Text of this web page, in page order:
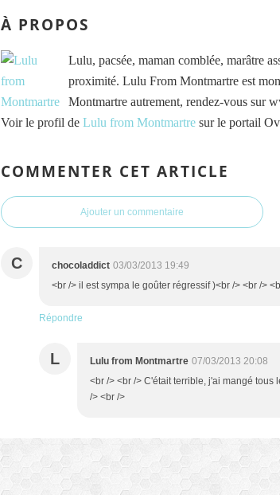
À PROPOS
Lulu, pacsée, maman comblée, marâtre
proximité. Lulu From Montmartre est
Montmartre autrement, rendez-vous sur
Voir le profil de Lulu from Montmartre sur le portail
COMMENTER CET ARTICLE
Ajouter un commentaire
C chocoladdict 03/03/2013 19:49
<br /> il est sympa le goûter régressif )<br /> <br />
Répondre
L Lulu from Montmartre 07/03/2013 20:08
<br /> <br /> C'était terrible, j'ai mangé tous
/> <br />